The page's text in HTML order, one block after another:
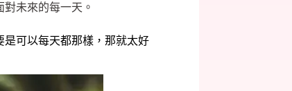
未來的每一天。
是可以每天都那樣，那就太好